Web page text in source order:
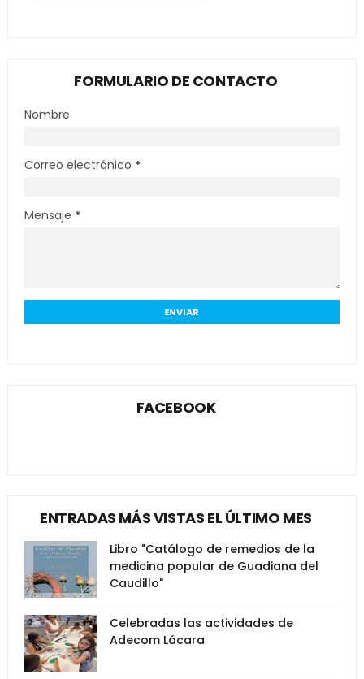
FORMULARIO DE CONTACTO
Nombre
Correo electrónico *
Mensaje *
FACEBOOK
ENTRADAS MÁS VISTAS EL ÚLTIMO MES
Libro "Catálogo de remedios de la
medicina popular de Guadiana del
Caudillo"
Celebradas las actividades de
Adecom Lácara